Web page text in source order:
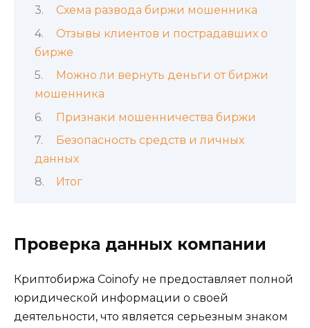
Схема развода биржи мошенника
Отзывы клиентов и пострадавших о
бирже
Можно ли вернуть деньги от биржи
мошенника
Признаки мошенничества биржи
Безопасность средств и личных
данных
Итог
Проверка данных компании
Криптобиржа Coinofy не предоставляет полной
юридической информации о своей
деятельности, что является серьезным знаком